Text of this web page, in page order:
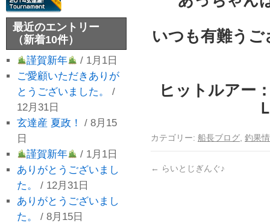
いつも有難う
ヒットルアー
カテゴリー: 船長ブログ 釣果
← らいとじぎんぐ♪
最近のエントリー
（新着10件）
謹賀新年
/ 1月1日
ご愛顧いただきありが
とうございました。
/
12月31日
玄達産 夏政！
/ 8月15
日
謹賀新年
/ 1月1日
ありがとうございまし
た。
/ 12月31日
ありがとうございまし
た。
/ 8月15日